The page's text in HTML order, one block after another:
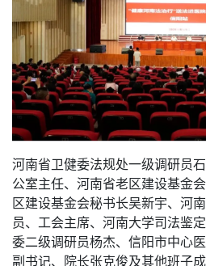
河南省卫健委法规处一级调研员
公室主任、河南省老区建设基金
区建设基金会秘书长吴新宇、河
员、工会主席、河南大学司法鉴
委二级调研员杨杰、信阳市中心
副书记、院长张克俊及其他班子